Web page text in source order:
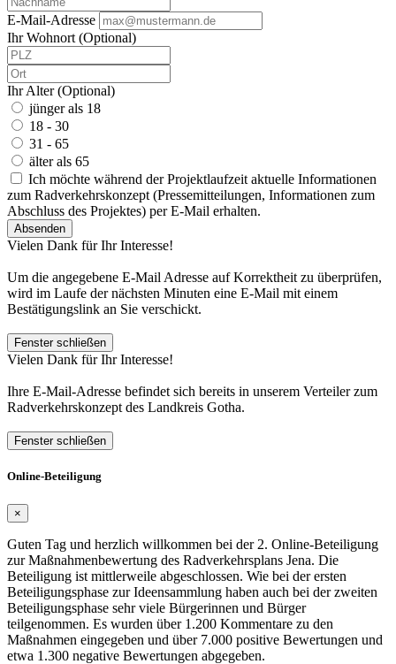
E-Mail-Adresse
Ihr Wohnort (Optional)
Ihr Alter (Optional)
jünger als 18
18 - 30
31 - 65
älter als 65
Ich möchte während der Projektlaufzeit aktuelle Informationen
zum Radverkehrskonzept (Pressemitteilungen, Informationen zum
Abschluss des Projektes) per E-Mail erhalten.
Absenden
Vielen Dank für Ihr Interesse!
Um die angegebene E-Mail Adresse auf Korrektheit zu überprüfen,
wird im Laufe der nächsten Minuten eine E-Mail mit einem
Bestätigungslink an Sie verschickt.
Fenster schließen
Vielen Dank für Ihr Interesse!
Ihre E-Mail-Adresse befindet sich bereits in unserem Verteiler zum
Radverkehrskonzept des Landkreis Gotha.
Fenster schließen
Online-Beteiligung
×
Guten Tag und herzlich willkommen bei der 2. Online-Beteiligung
zur Maßnahmenbewertung des Radverkehrsplans Jena. Die
Beteiligung ist mittlerweile abgeschlossen. Wie bei der ersten
Beteiligungsphase zur Ideensammlung haben auch bei der zweiten
Beteiligungsphase sehr viele Bürgerinnen und Bürger
teilgenommen. Es wurden über 1.200 Kommentare zu den
Maßnahmen eingegeben und über 7.000 positive Bewertungen und
etwa 1.300 negative Bewertungen abgegeben.